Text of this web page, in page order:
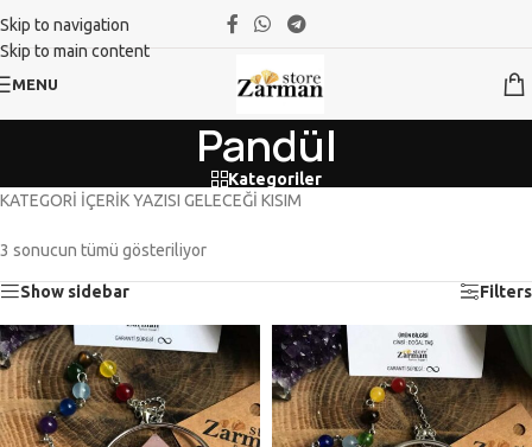
Skip to navigation
Skip to main content
MENU
Pandül
Kategoriler
KATEGORİ İÇERİK YAZISI GELECEĞİ KISIM
3 sonucun tümü gösteriliyor
Show sidebar Filters